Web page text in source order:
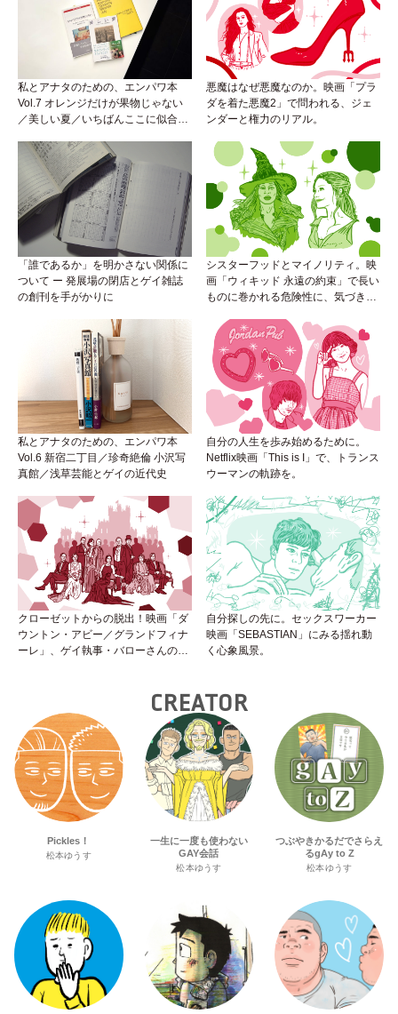
私とアナタのための、エンパワ本
Vol.7 オレンジだけが果物じゃない
／美しい夏／いちばんここに似合う
悪魔はなぜ悪魔なのか。映画「プラ
ダを着た悪魔2」で問われる、ジェ
ンダーと権力のリアル。
「誰であるか」を明かさない関係に
ついて ー 発展場の閉店とゲイ雑誌
の創刊を手がかりに
シスターフッドとマイノリティ。映
画「ウィキッド 永遠の約束」で長い
ものに巻かれる危険性に、気づき
私とアナタのための、エンパワ本
Vol.6 新宿二丁目／珍奇絶倫 小沢写
真館／浅草芸能とゲイの近代史
自分の人生を歩み始めるために。
Netflix映画「This is I」で、トランス
ウーマンの軌跡を。
クローゼットからの脱出！映画「ダ
ウントン・アビー／グランドフィナ
ーレ」、ゲイ執事・バローさんの成
自分探しの先に。セックスワーカー
映画「SEBASTIAN」にみる揺れ動
く心象風景。
CREATOR
Pickles！
松本ゆうす
一生に一度も使わない
GAY会話
松本ゆうす
つぶやきかるだでさらえ
るgAy to Z
松本ゆうす